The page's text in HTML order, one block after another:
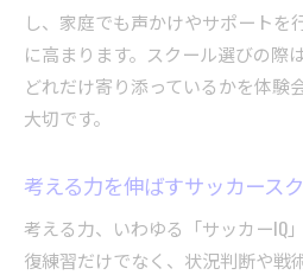
し、家庭でも声かけやサポートを
に高まります。スクール選びの際
どれだけ寄り添っているかを体験
大切です。
考える力を伸ばすサッカース
考える力、いわゆる「サッカーIQ
復練習だけでなく、状況判断や戦